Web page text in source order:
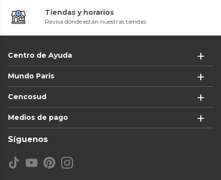
Tiendas y horarios
Revisa dónde están nuestras tiendas
Centro de Ayuda
Mundo Paris
Cencosud
Medios de pago
Síguenos